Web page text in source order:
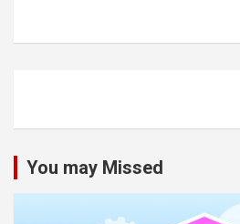
You may Missed